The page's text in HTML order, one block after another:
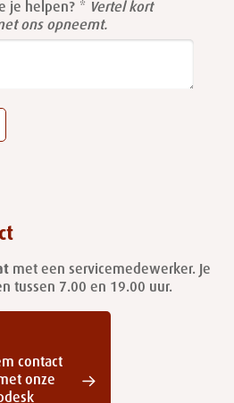
je helpen?
Vertel kort
ons opneemt.
met een servicemedewerker. Je
tussen 7.00 en 19.00 uur.
contact
onze